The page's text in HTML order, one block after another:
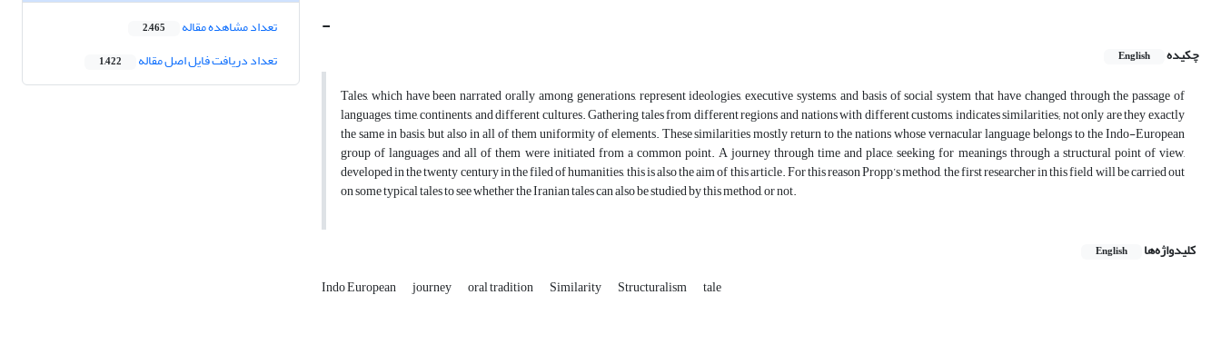
-
چکیده English
Tales, which have been narrated orally among generations, represent ideologies, executive systems, and basis of social system that have changed through the passage of
languages, time, continents, and different cultures. Gathering tales from different regions and nations with different customs, indicates similarities; not only are they exactly
the same in basis, but also in all of them uniformity of elements. These similarities mostly return to the nations whose vernacular language belongs to the Indo-European
group of languages and all of them were initiated from a common point. A journey through time and place, seeking for meanings through a structural point of view,
developed in the twenty century in the filed of humanities, this is also the aim of this article. For this reason Propp’s method, the first researcher in this field will be carried out
on some typical tales to see whether the Iranian tales can also be studied by this method, or not.
کلیدواژه‌ها English
Indo European journey oral tradition Similarity Structuralism tale
تعداد مشاهده مقاله 2,465
تعداد دریافت فایل اصل مقاله 1,422